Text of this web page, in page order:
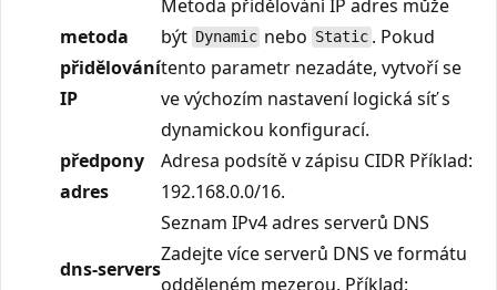
metoda
přidělování
IP
Metoda přidělování IP adres může
být Dynamic nebo Static . Pokud
tento parametr nezadáte, vytvoří se
ve výchozím nastavení logická síť s
dynamickou konfigurací.
předpony
adres
Adresa podsítě v zápisu CIDR Příklad:
192.168.0.0/16.
dns-servers
Seznam IPv4 adres serverů DNS
Zadejte více serverů DNS ve formátu
odděleném mezerou. Příklad: